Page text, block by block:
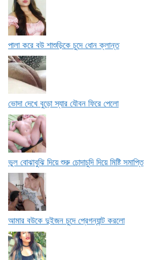
পালা করে বউ শাশুড়িকে চুদে ধোন ক্লান্ত
ভোদা দেখে বুড়ো স্যার যৌবন ফিরে পেলো
ভুল বোঝাবুঝি দিয়ে শুরু চোদাচুদি দিয়ে মিষ্টি সমাপ্তি
আমার বউকে দুইজন চুদে প্রেগন্যান্ট করলো